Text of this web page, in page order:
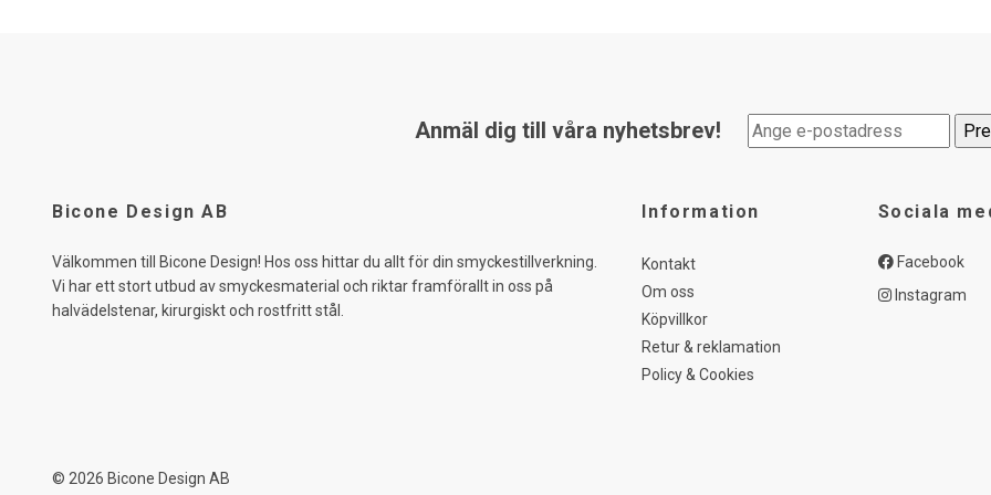
Anmäl dig till våra nyhetsbrev!
Bicone Design AB
Välkommen till Bicone Design! Hos oss hittar du allt för din smyckestillverkning.
Vi har ett stort utbud av smyckesmaterial och riktar framförallt in oss på
halvädelstenar, kirurgiskt och rostfritt stål.
Information
Kontakt
Om oss
Köpvillkor
Retur & reklamation
Policy & Cookies
Sociala
Facebook
Instagram
© 2026 Bicone Design AB